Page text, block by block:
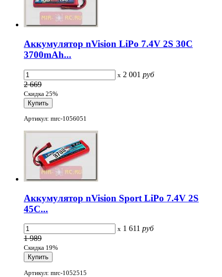
Аккумулятор nVision LiPo 7.4V 2S 30C
3700mAh...
x 2 001 руб
2 669
Скидка 25%
Артикул: mrc-1056051
Аккумулятор nVision Sport LiPo 7.4V 2S
45С...
x 1 611 руб
1 989
Скидка 19%
Артикул: mrc-1052515